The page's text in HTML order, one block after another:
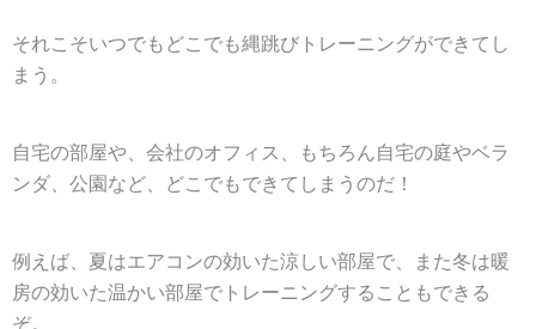
それこそいつでもどこでも縄跳びトレーニングができてし
まう。
自宅の部屋や、会社のオフィス、もちろん自宅の庭やベラ
ンダ、公園など、どこでもできてしまうのだ！
例えば、夏はエアコンの効いた涼しい部屋で、また冬は暖
房の効いた温かい部屋でトレーニングすることもできる
ぞ。